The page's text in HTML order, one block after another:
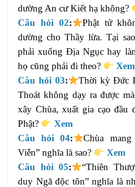
dường An cư Kiết hạ không?
Câu hỏi 02:
Phật tử
dường cho Thầy lừa. Tại
phải xuống Địa Ngục hay
họ cũng phải đi theo?
Xem
Câu hỏi 03:
Thời kỳ Đức
Thoát không dạy ra được
xây Chùa, xuất gia cạo đầu
Phật?
Xem
Câu hỏi 04:
Chùa
Viễn” nghĩa là sao?
Xem
Câu hỏi 05:
“Thiên
duy Ngã độc tôn” nghĩa là